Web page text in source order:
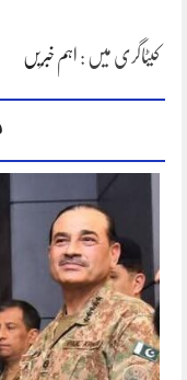
کیٹاگری میں : اہم خبریں